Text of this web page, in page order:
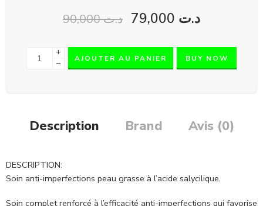
د.ت90,000 د.ت
+
−
AJOUTER AU PANIER BUY NOW
Description Brand Avis (0)
DESCRIPTION:
Soin anti-imperfections peau grasse à l’acide salycilique.
Soin complet renforcé à l’efficacité anti-imperfections qui favorise